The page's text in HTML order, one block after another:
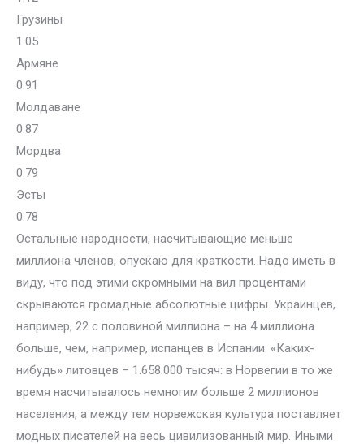
Грузины
1.05
Армяне
0.91
Молдаване
0.87
Мордва
0.79
Эсты
0.78
Остальные народности, насчитывающие меньше
миллиона членов, опускаю для краткости. Надо иметь в
виду, что под этими скромными на вил процентами
скрываются громадные абсолютные цифры. Украинцев,
например, 22 с половиной миллиона – на 4 миллиона
больше, чем, например, испанцев в Испании. «Каких-
нибудь» литовцев – 1.658.000 тысяч: в Норвегии в то же
время насчитывалось немногим больше 2 миллионов
населения, а между тем норвежская культура поставляет
модных писателей на весь цивилизованный мир. Иными